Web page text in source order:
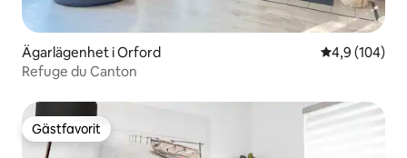
Ägarlägenhet i Orford 4,9 av 5 i
4,9 (104)
Refuge du Canton
Gästfavorit
Gästfavorit